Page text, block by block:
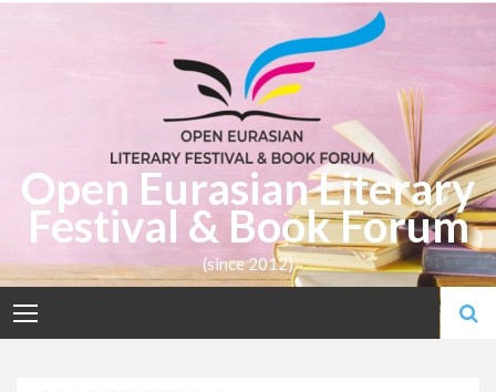
Open Eurasian Literary
Festival & Book Forum
(since 2012)